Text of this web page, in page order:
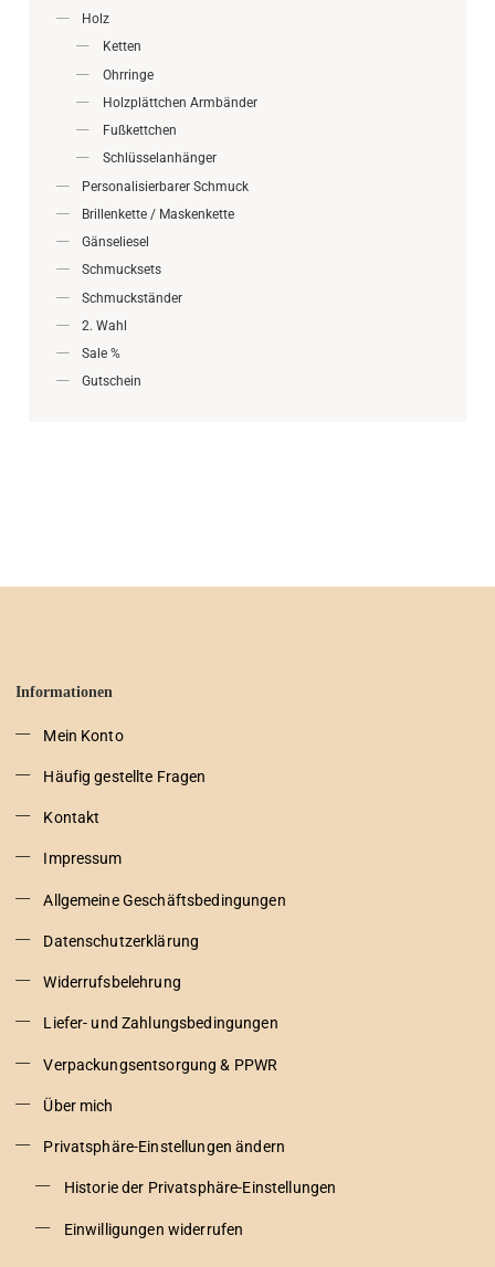
Holz
Ketten
Ohrringe
Holzplättchen Armbänder
Fußkettchen
Schlüsselanhänger
Personalisierbarer Schmuck
Brillenkette / Maskenkette
Gänseliesel
Schmucksets
Schmuckständer
2. Wahl
Sale %
Gutschein
Informationen
Mein Konto
Häufig gestellte Fragen
Kontakt
Impressum
Allgemeine Geschäftsbedingungen
Datenschutzerklärung
Widerrufsbelehrung
Liefer- und Zahlungsbedingungen
Verpackungsentsorgung & PPWR
Über mich
Privatsphäre-Einstellungen ändern
Historie der Privatsphäre-Einstellungen
Einwilligungen widerrufen